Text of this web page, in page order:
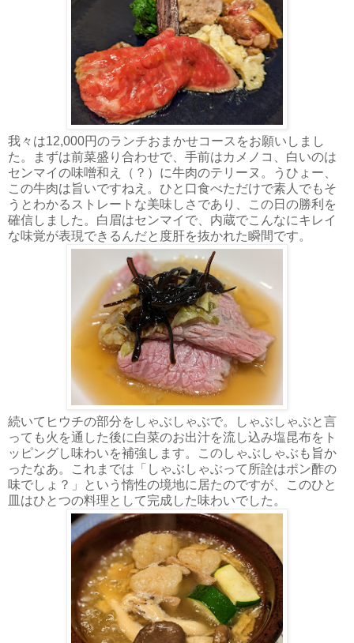
我々は12,000円のランチおまかせコースをお願いしまし
た。まずは前菜盛り合わせで、手前はカメノコ、白いのは
センマイの味噌和え（？）に牛肉のテリーヌ。うひょー、
この牛肉は旨いですねえ。ひと口食べただけで素人でもそ
うとわかるストレートな美味しさであり、この日の勝利を
確信しました。白眉はセンマイで、内蔵でこんなにキレイ
な味覚が表現できるんだと度肝を抜かれた瞬間です。
続いてヒウチの部分をしゃぶしゃぶで。しゃぶしゃぶと言
っても火を通した後に白菜のお出汁を流し込み塩昆布をト
ッピングし味わいを補強します。このしゃぶしゃぶも旨か
ったなあ。これまでは「しゃぶしゃぶって所詮はポン酢の
味でしょ？」という惰性の境地に居たのですが、このひと
皿はひとつの料理として完成した味わいでした。